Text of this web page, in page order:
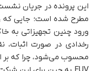
مطرح شده است؛ جایی که
ورود چنین تجهیزاتی به
رخدادی در صورت اثبات،
محسوب می‌شود، چرا که بر